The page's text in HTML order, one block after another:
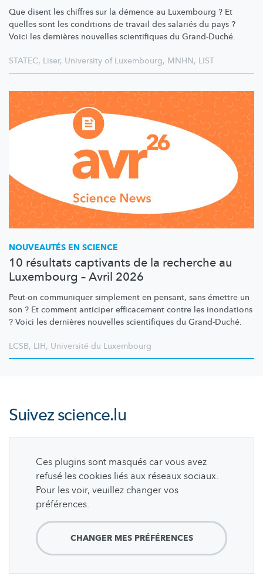
Que disent les chiffres sur la démence au Luxembourg ? Et
quelles sont les conditions de travail des salariés du pays ?
Voici les dernières nouvelles scientifiques du Grand-Duché.
STATEC, Liser, University of Luxembourg, MNHN, LIST
NOUVEAUTÉS EN SCIENCE
10 résultats captivants de la recherche au
Luxembourg – Avril 2026
Peut-on communiquer simplement en pensant, sans émettre un
son ? Et comment anticiper efficacement contre les inondations
? Voici les dernières nouvelles scientifiques du Grand-Duché.
LCSB, LIH, Université du Luxembourg
Suivezscience.lu
Ces plugins sont masqués car vous avez
refusé les cookies liés aux réseaux sociaux.
Pour les voir, veuillez changer vos
préférences.
CHANGER MES PRÉFÉRENCES